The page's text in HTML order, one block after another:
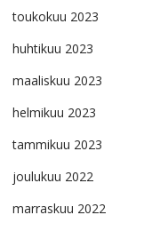
toukokuu 2023
huhtikuu 2023
maaliskuu 2023
helmikuu 2023
tammikuu 2023
joulukuu 2022
marraskuu 2022